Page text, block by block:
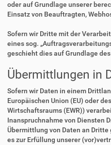
oder auf Grundlage unserer
Einsatz von Beauftragten,
Sofern wir Dritte mit der
eines sog.
geschieht dies auf Grundlage des
Übermittlungen in
Sofern wir Daten in einem
Europäischen Union (EU) oder
Wirtschaftsraums (EWR))
Inanspruchnahme von Diensten
Übermittlung von Daten an
es zur Erfüllung unserer